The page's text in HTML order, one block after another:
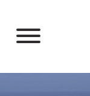
naar